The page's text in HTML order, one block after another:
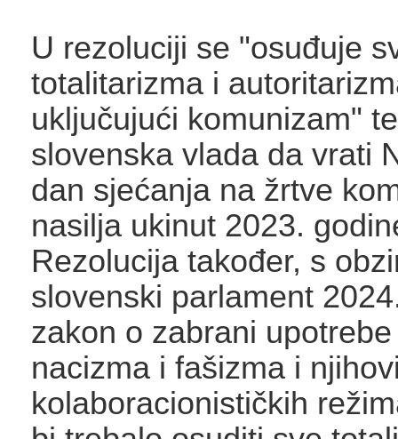
U rezoluciji se "osuđuje
totalitarizma i
uključujući komunizam"
slovenska vlada da vrati
dan sjećanja na žrtve
nasilja ukinut 2023.
Rezolucija također, s
slovenski parlament
zakon o zabrani
nacizma i fašizma i
kolaboracionističkih